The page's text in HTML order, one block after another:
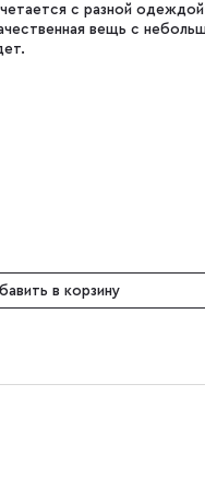
с разной
вещь с
в корзину